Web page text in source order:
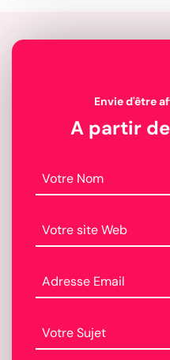
Envie d'être
A partir